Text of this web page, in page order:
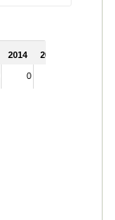
2014 2015
0